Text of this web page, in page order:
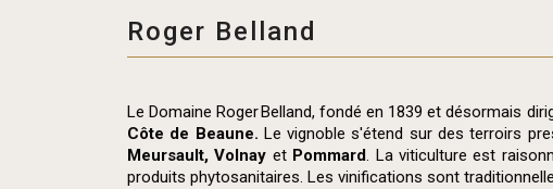
Roger Belland
Le Domaine Roger Belland, fondé en 1839 et désormais
Côte de Beaune. Le vignoble s'étend sur des terroirs
Meursault, Volnay et Pommard. La viticulture est
produits phytosanitaires. Les vinifications sont